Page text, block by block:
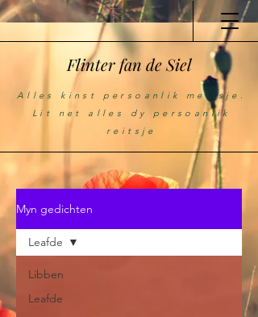
Flinter fan de Siel
Alles kinst persoanlik meitsje.
Lit net alles dy persoanlik
reitsje
Myn gedichten
Libben
Leafde
Leafde